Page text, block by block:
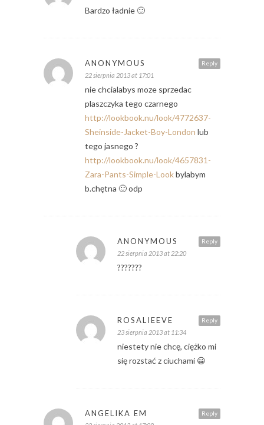
Bardzo ładnie 🙂
Reply
ANONYMOUS
22 sierpnia 2013 at 17:01
nie chcialabys moze sprzedac
plaszczyka tego czarnego
http://lookbook.nu/look/4772637-
Sheinside-Jacket-Boy-London lub
tego jasnego ?
http://lookbook.nu/look/4657831-
Zara-Pants-Simple-Lookbylabym
b.chętna 🙂 odp
Reply
ANONYMOUS
22 sierpnia 2013 at 22:20
???????
Reply
ROSALIEEVE
23 sierpnia 2013 at 11:34
niestety nie chcę, ciężko mi
się rozstać z ciuchami 😀
Reply
ANGELIKA EM